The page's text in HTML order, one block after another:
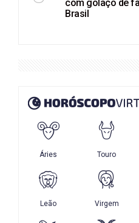
com golaço de
Brasil